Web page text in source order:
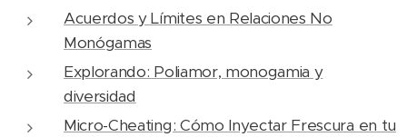
Acuerdos y Límites en Relaciones No
Monógamas
Explorando: Poliamor, monogamia y
diversidad
Micro-Cheating: Cómo Inyectar Frescura en tu